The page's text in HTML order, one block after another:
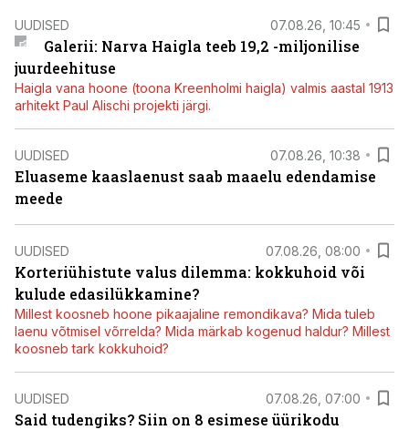
UUDISED 07.08.26, 10:45
Galerii: Narva Haigla teeb 19,2 -miljonilise
juurdeehituse
Haigla vana hoone (toona Kreenholmi haigla) valmis aastal 1913
arhitekt Paul Alischi projekti järgi.
UUDISED 07.08.26, 10:38
Eluaseme kaaslaenust saab maaelu edendamise
meede
UUDISED 07.08.26, 08:00
Korteriühistute valus dilemma: kokkuhoid või
kulude edasilükkamine?
Millest koosneb hoone pikaajaline remondikava? Mida tuleb
laenu võtmisel võrrelda? Mida märkab kogenud haldur? Millest
koosneb tark kokkuhoid?
UUDISED 07.08.26, 07:00
Said tudengiks? Siin on 8 esimese üürikodu